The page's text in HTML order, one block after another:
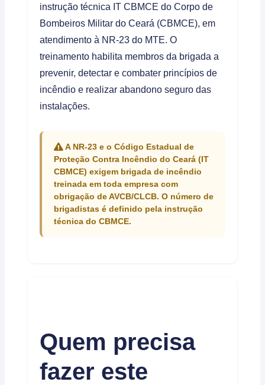
instrução técnica IT CBMCE do Corpo de
Bombeiros Militar do Ceará (CBMCE), em
atendimento à NR-23 do MTE. O
treinamento habilita membros da brigada a
prevenir, detectar e combater princípios de
incêndio e realizar abandono seguro das
instalações.
A NR-23 e o Código Estadual de
Proteção Contra Incêndio do Ceará (IT
CBMCE) exigem brigada de incêndio
treinada em toda empresa com
obrigação de AVCB/CLCB. O número de
brigadistas é definido pela instrução
técnica do CBMCE.
Quem precisa
fazer este